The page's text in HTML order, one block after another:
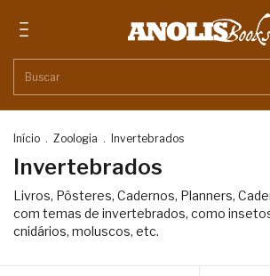
Início . Zoologia . Invertebrados
Invertebrados
Livros, Pôsteres, Cadernos, Planners,
com temas de invertebrados, como
cnidários, moluscos, etc.